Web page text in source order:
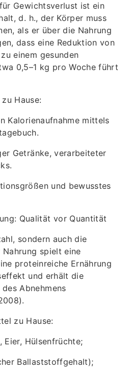
Gewichtsverlust ist ein
d. h., der Körper muss
als er über die Nahrung
dass eine Reduktion von
einem gesunden
0,5–1 kg pro Woche führt
Hause:
Kalorienaufnahme mittels
Getränke, verarbeiteter
und bewusstes
Qualität vor Quantität
sondern auch die
Nahrung spielt eine
proteinreiche Ernährung
und erhält die
Abnehmens
zu Hause:
Eier, Hülsenfrüchte;
Ballaststoffgehalt);